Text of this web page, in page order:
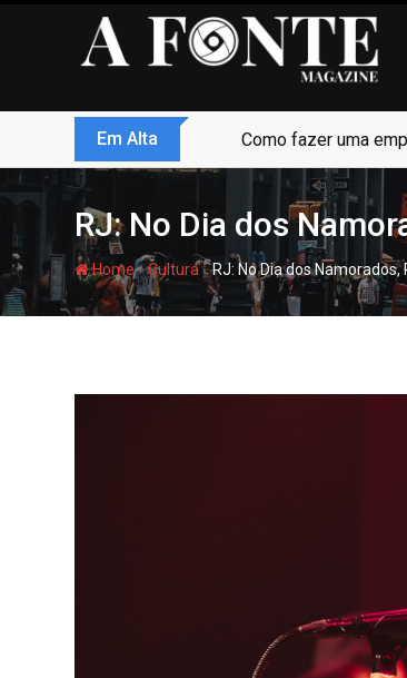
Em Alta Zero Trust não é
RJ: No Dia dos
Home-Cultura-RJ: No Dia dos